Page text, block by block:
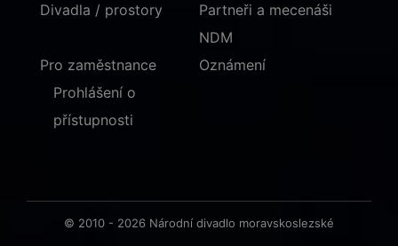
Divadla / prostory
Partneři a mecenáši
NDM
Pro zaměstnance
Oznámení
Prohlášení o
přístupnosti
© 2010 - 2026 Národní divadlo moravskoslezské